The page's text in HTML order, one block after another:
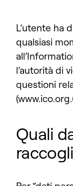
L’utente ha
qualsiasi
l’autorità di
questioni
Quali